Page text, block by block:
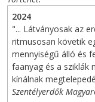
2024
"... Látványosak az
ritmusosan követik
mennyiségű álló és
faanyag és a sziklák
kínálnak
Szentélyerdők